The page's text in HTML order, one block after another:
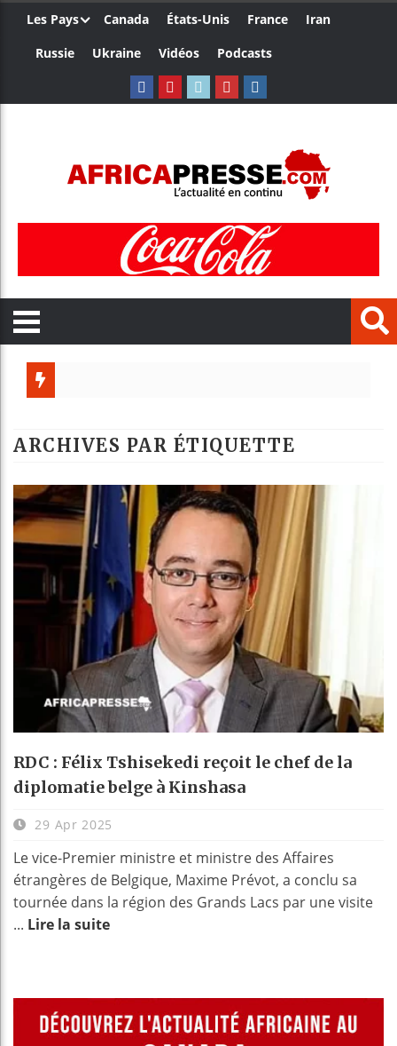
Les Pays Canada États-Unis France
Iran
Russie
Ukraine Vidéos Podcasts
ARCHIVES PAR ÉTIQUETTE
RDC : Félix Tshisekedi reçoit le chef de la
diplomatie belge à Kinshasa
29 Apr 2025
Le vice-Premier ministre et ministre des Affaires
étrangères de Belgique, Maxime Prévot, a conclu sa
tournée dans la région des Grands Lacs par une visite
... Lire la suite